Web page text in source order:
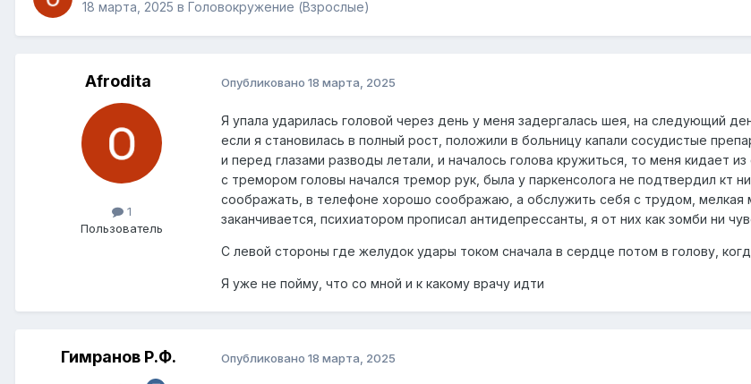
18 марта, 2025 в Головокружение (Взрослые)
Afrodita
1
Пользователь
Опубликовано 18 марта, 2025
Я упала ударилась головой через день у меня задергалась шея, на следующий
если я становилась в полный рост, положили в больницу капали сосудистые
и перед глазами разводы летали, и началось голова кружиться, то меня кидает
с тремором головы начался тремор рук, была у паркенсолога не подтвердил кт
соображать, в телефоне хорошо соображаю, а обслужить себя с трудом, мелкая
заканчивается, психиатором прописал антидепрессанты, я от них как зомби ни
С левой стороны где желудок удары током сначала в сердце потом в голову,
Я уже не пойму, что со мной и к какому врачу идти
Гимранов Р.Ф. Опубликовано 18 марта, 2025